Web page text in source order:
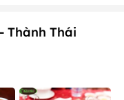
Thành Thái